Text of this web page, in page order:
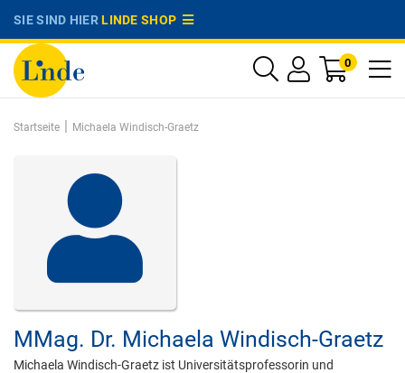
SIE SIND HIERLINDE SHOP
0
Startseite | Michaela Windisch-Graetz
MMag. Dr. Michaela Windisch-Graetz
Michaela Windisch-Graetz ist Universitätsprofessorin und